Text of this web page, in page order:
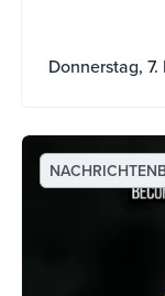
zu führen,
Donnerstag,